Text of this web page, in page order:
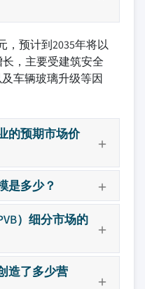
，预计到2035年将以
，主要受建筑安全
车辆玻璃升级等因
的预期市场价
是多少？
）细分市场的
造了多少营